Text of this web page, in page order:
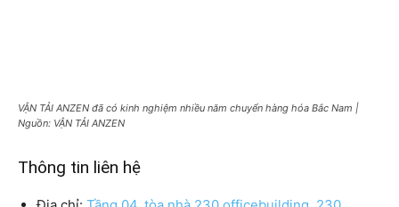
VẬN TẢI ANZEN đã có kinh nghiệm nhiều năm chuyển hàng hóa Bắc Nam |
Nguồn: VẬN TẢI ANZEN
Thông tin liên hệ